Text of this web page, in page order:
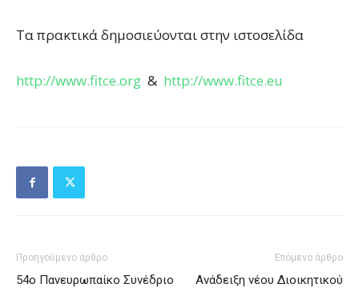
Τα πρακτικά δημοσιεύονται στην ιστοσελίδα
http://www.fitce.org & http://www.fitce.eu
Προηγούμενο άρθρο
54ο Πανευρωπαίκο Συνέδριο
Επόμενο άρθρο
Ανάδειξη νέου Διοικητικού